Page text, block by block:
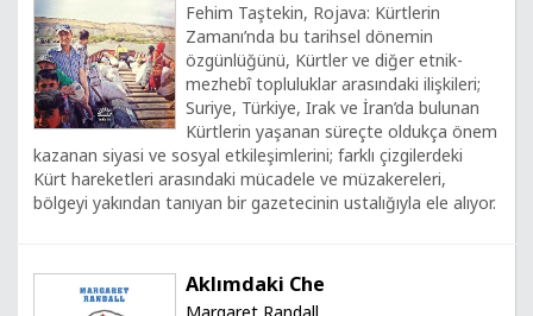
Fehim Taştekin, Rojava: Kürtlerin
Zamanı’nda bu tarihsel dönemin
özgünlüğünü, Kürtler ve diğer etnik-
mezhebî topluluklar arasındaki ilişkileri;
Suriye, Türkiye, Irak ve İran’da bulunan
Kürtlerin yaşanan süreçte oldukça önem
kazanan siyasi ve sosyal etkileşimlerini; farklı çizgilerdeki
Kürt hareketleri arasındaki mücadele ve müzakereleri,
bölgeyi yakından tanıyan bir gazetecinin ustalığıyla ele alıyor.
Aklımdaki Che